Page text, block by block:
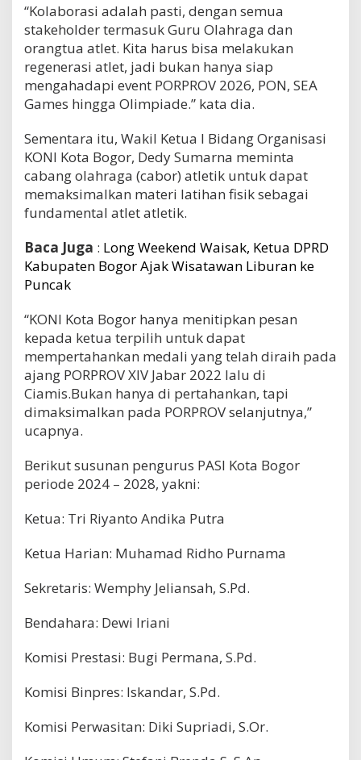
“Kolaborasi adalah pasti, dengan semua
stakeholder termasuk Guru Olahraga dan
orangtua atlet. Kita harus bisa melakukan
regenerasi atlet, jadi bukan hanya siap
mengahadapi event PORPROV 2026, PON, SEA
Games hingga Olimpiade.” kata dia.
Sementara itu, Wakil Ketua I Bidang Organisasi
KONI Kota Bogor, Dedy Sumarna meminta
cabang olahraga (cabor) atletik untuk dapat
memaksimalkan materi latihan fisik sebagai
fundamental atlet atletik.
Baca Juga : Long Weekend Waisak, Ketua DPRD
Kabupaten Bogor Ajak Wisatawan Liburan ke
Puncak
“KONI Kota Bogor hanya menitipkan pesan
kepada ketua terpilih untuk dapat
mempertahankan medali yang telah diraih pada
ajang PORPROV XIV Jabar 2022 lalu di
Ciamis.Bukan hanya di pertahankan, tapi
dimaksimalkan pada PORPROV selanjutnya,”
ucapnya.
Berikut susunan pengurus PASI Kota Bogor
periode 2024 – 2028, yakni:
Ketua: Tri Riyanto Andika Putra
Ketua Harian: Muhamad Ridho Purnama
Sekretaris: Wemphy Jeliansah, S.Pd.
Bendahara: Dewi Iriani
Komisi Prestasi: Bugi Permana, S.Pd.
Komisi Binpres: Iskandar, S.Pd.
Komisi Perwasitan: Diki Supriadi, S.Or.